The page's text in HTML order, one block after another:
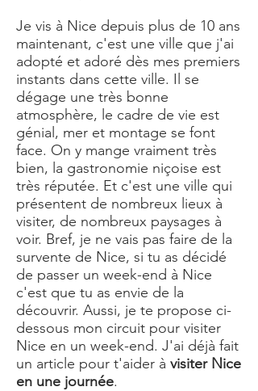
Je vis à Nice depuis plus de 10 ans
maintenant, c'est une ville que j'ai
adopté et adoré dès mes premiers
instants dans cette ville. Il se
dégage une très bonne
atmosphère, le cadre de vie est
génial, mer et montage se font
face. On y mange vraiment très
bien, la gastronomie niçoise est
très réputée. Et c'est une ville qui
présentent de nombreux lieux à
visiter, de nombreux paysages à
voir. Bref, je ne vais pas faire de la
survente de Nice, si tu as décidé
de passer un week-end à Nice
c'est que tu as envie de la
découvrir. Aussi, je te propose ci-
dessous mon circuit pour visiter
Nice en un week-end. J'ai déjà fait
un article pour t'aider à visiter Nice
en une journée.